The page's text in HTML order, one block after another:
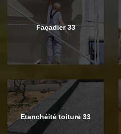
Façadier 33
Etanchéité toiture 33